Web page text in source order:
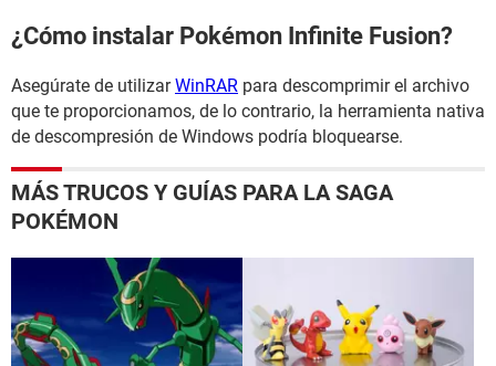
¿Cómo instalar Pokémon Infinite Fusion?
Asegúrate de utilizarWinRAR para descomprimir el archivo
que te proporcionamos, de lo contrario, la herramienta nativa
de descompresión de Windows podría bloquearse.
MÁS TRUCOS Y GUÍAS PARA LA SAGA
POKÉMON